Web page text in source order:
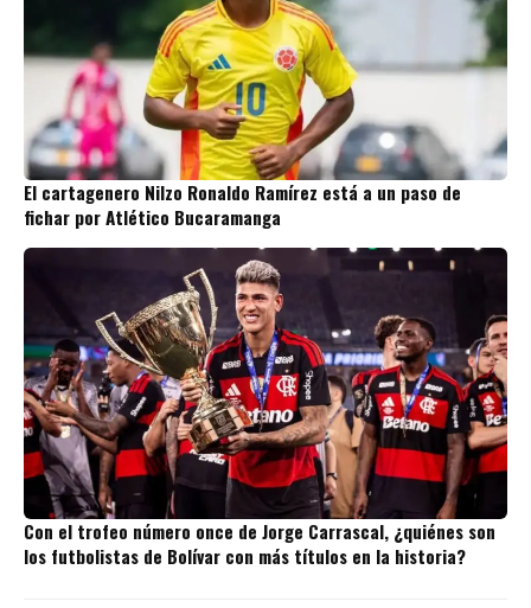
El cartagenero Nilzo Ronaldo Ramírez está a un paso de
fichar por Atlético Bucaramanga
Con el trofeo número once de Jorge Carrascal, ¿quiénes son
los futbolistas de Bolívar con más títulos en la historia?